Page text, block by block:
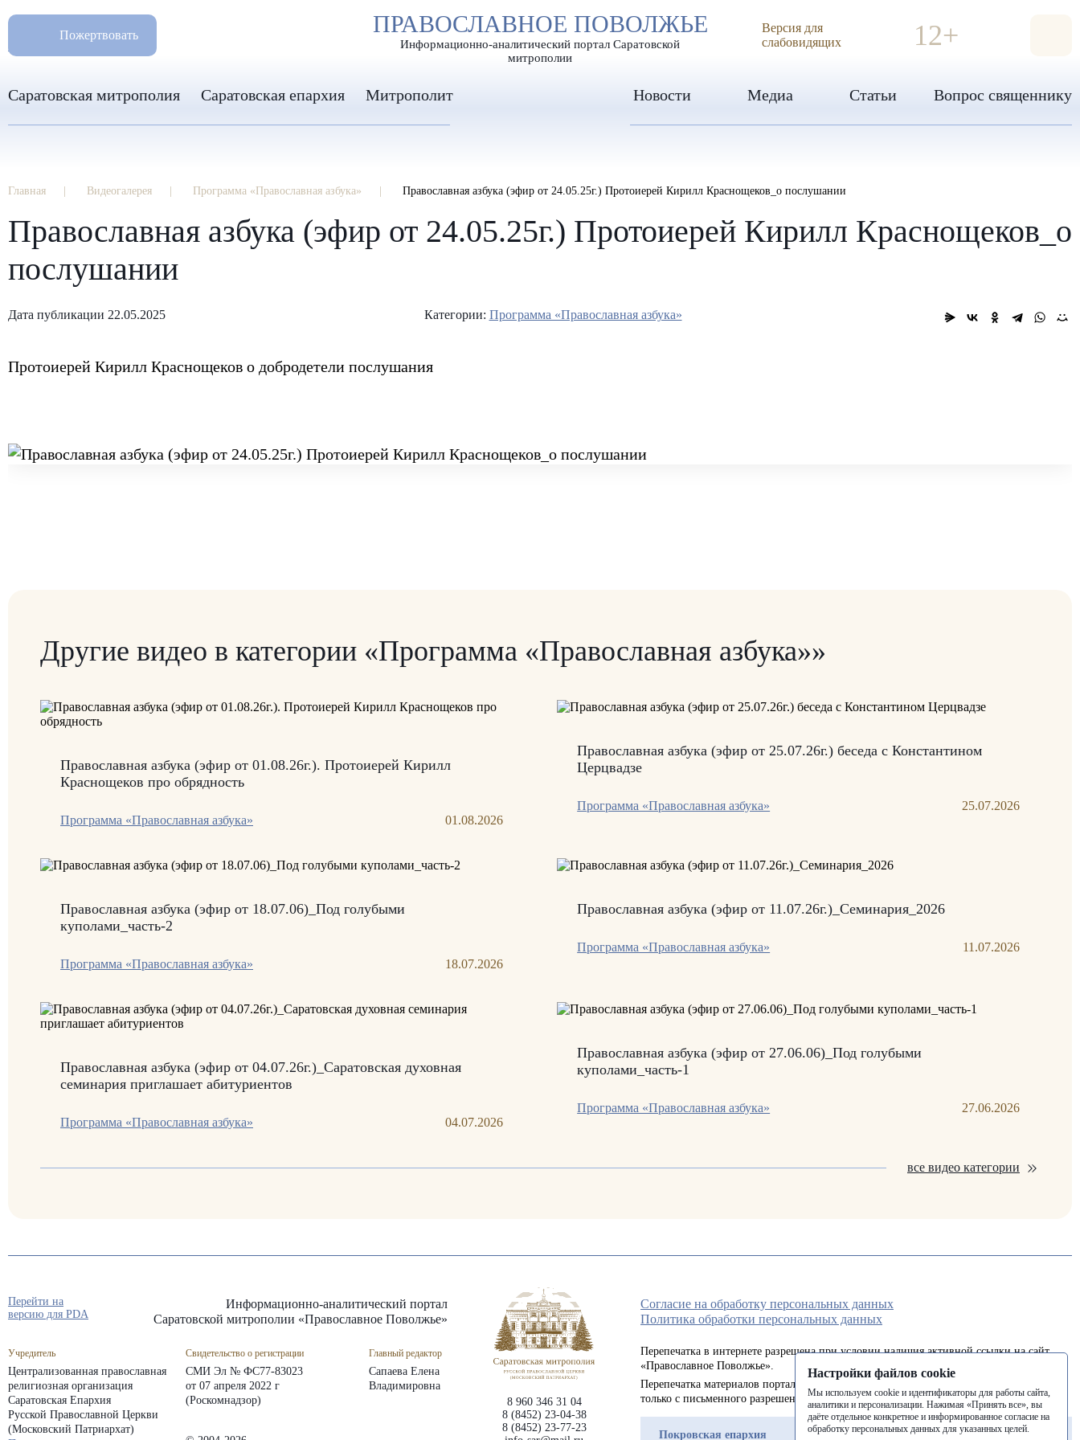
РАЗМЕР ШРИФТА А А А ИЗОБРАЖЕНИЯ
ПРАВОСЛАВНОЕ ПОВОЛЖЬЕ
Информационно-аналитический портал Саратовской
митрополии
Пожертвовать
8 960 346 31 04
info-sar@mail.ru
Версия для
слабовидящих
12+
Саратовская митрополия Саратовская епархия Митрополит Новости Медиа Статьи Вопрос священнику
Главная Видеогалерея Программа «Православная азбука» Православная азбука (эфир от 24.05.25г.) Протоиерей Кирилл Краснощеков_о послушании
Православная азбука (эфир от 24.05.25г.) Протоиерей Кирилл Краснощеков_о
послушании
Дата публикации 22.05.2025 Категории: Программа «Православная азбука»
Протоиерей Кирилл Краснощеков о добродетели послушания
Другие видео в категории «Программа «Православная азбука»»
Православная азбука (эфир от 01.08.26г.). Протоиерей Кирилл
Краснощеков про обрядность
Программа «Православная азбука» 01.08.2026
Православная азбука (эфир от 25.07.26г.) беседа с Константином
Церцвадзе
Программа «Православная азбука» 25.07.2026
Православная азбука (эфир от 18.07.06)_Под голубыми
куполами_часть-2
Программа «Православная азбука» 18.07.2026
Православная азбука (эфир от 11.07.26г.)_Семинария_2026
Программа «Православная азбука» 11.07.2026
Православная азбука (эфир от 04.07.26г.)_Саратовская духовная
семинария приглашает абитуриентов
Программа «Православная азбука» 04.07.2026
Православная азбука (эфир от 27.06.06)_Под голубыми
куполами_часть-1
Программа «Православная азбука» 27.06.2026
все видео категории
8 960 346 31 04
8 (8452) 23-04-38
8 (8452) 23-77-23
Информационно-аналитический портал
Саратовской митрополии «Православное Поволжье»
Учредитель
Централизованная православная
религиозная организация
Саратовская Епархия
Русской Православной Церкви
(Московский Патриархат)
Свидетельство о регистрации
СМИ Эл № ФС77-83023
от 07 апреля 2022 г
(Роскомнадзор)
Главный редактор
Сапаева Елена
Владимировна
Согласие на обработку персональных данных
Политика обработки персональных данных
Перепечатка в интернете разрешена при условии наличия активной ссылки на сайт
«Православное Поволжье».
Перепечатка материалов портала в печатных изданиях (книгах, прессе) возможна
только с письменного разрешения редакции.
Покровская епархия Балашовская епархия Балаковская епархия
Перейти на
версию для PDA
Настройки файлов cookie
Мы используем cookie и идентификаторы для работы сайта,
аналитики и персонализации. Нажимая «Принять все», вы
даёте отдельное конкретное и информированное согласие на
обработку персональных данных для указанных целей.